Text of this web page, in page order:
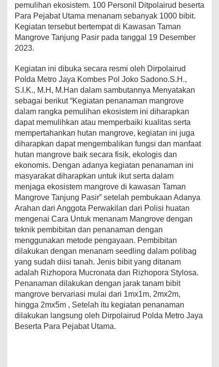
pemulihan ekosistem. 100 Personil Ditpolairud beserta
Para Pejabat Utama menanam sebanyak 1000 bibit.
Kegiatan tersebut bertempat di Kawasan Taman
Mangrove Tanjung Pasir pada tanggal 19 Desember
2023.
Kegiatan ini dibuka secara resmi oleh Dirpolairud
Polda Metro Jaya Kombes Pol Joko Sadono.S.H.,
S.I.K., M.H, M.Han dalam sambutannya Menyatakan
sebagai berikut “Kegiatan penanaman mangrove
dalam rangka pemulihan ekosistem ini diharapkan
dapat memulihkan atau memperbaiki kualitas serta
mempertahankan hutan mangrove, kegiatan ini juga
diharapkan dapat mengembalikan fungsi dan manfaat
hutan mangrove baik secara fisik, ekologis dan
ekonomis. Dengan adanya kegiatan penanaman ini
masyarakat diharapkan untuk ikut serta dalam
menjaga ekosistem mangrove di kawasan Taman
Mangrove Tanjung Pasir” setelah pembukaan Adanya
Arahan dari Anggota Perwakilan dari Polisi huatan
mengenai Cara Untuk menanam Mangrove dengan
teknik pembibitan dan penanaman dengan
menggunakan metode pengayaan. Pembibitan
dilakukan dengan menanam seedling dalam polibag
yang sudah diisi tanah. Jenis bibit yang ditanam
adalah Rizhopora Mucronata dan Rizhopora Stylosa.
Penanaman dilakukan dengan jarak tanam bibit
mangrove bervariasi mulai dari 1mx1m, 2mx2m,
hingga 2mx5m , Setelah itu kegiatan penanaman
dilakukan langsung oleh Dirpolairud Polda Metro Jaya
Beserta Para Pejabat Utama.